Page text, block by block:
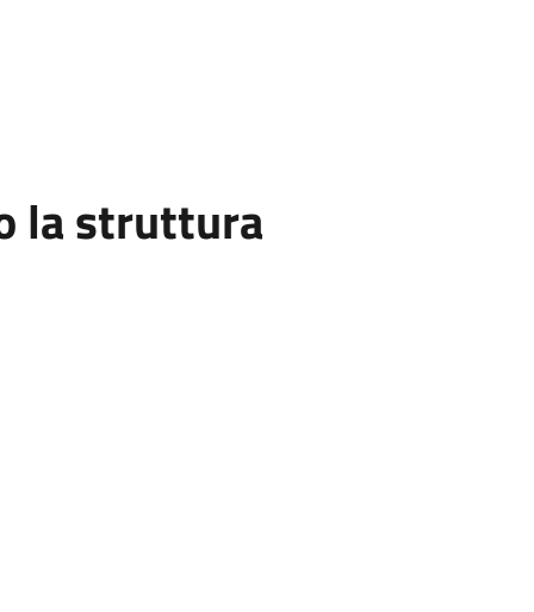
la struttura